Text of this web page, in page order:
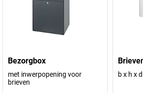
Bezorgbox
met inwerpopening voor
brieven
b x h x